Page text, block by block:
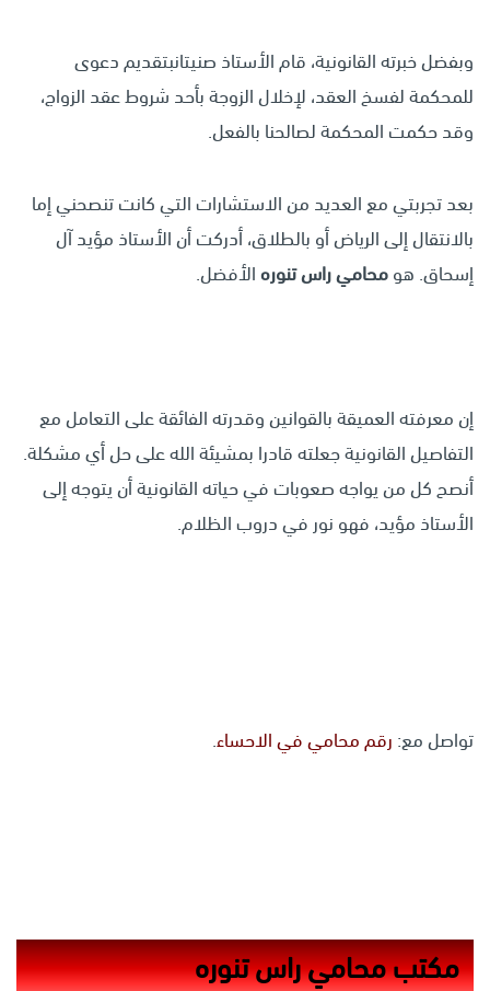
وبفضل خبرته القانونية، قام الأستاذ صنيتانبتقديم دعوى
للمحكمة لفسخ العقد، لإخلال الزوجة بأحد شروط عقد الزواج،
وقد حكمت المحكمة لصالحنا بالفعل.
بعد تجربتي مع العديد من الاستشارات التي كانت تنصحني إما
بالانتقال إلى الرياض أو بالطلاق، أدركت أن الأستاذ مؤيد آل
إسحاق. هومحامي راس تنورهالأفضل.
إن معرفته العميقة بالقوانين وقدرته الفائقة على التعامل مع
التفاصيل القانونية جعلته قادرا بمشيئة الله على حل أي مشكلة.
أنصح كل من يواجه صعوبات في حياته القانونية أن يتوجه إلى
الأستاذ مؤيد، فهو نور في دروب الظلام.
تواصل مع: رقم محامي في الاحساء.
مكتب محامي راس تنوره